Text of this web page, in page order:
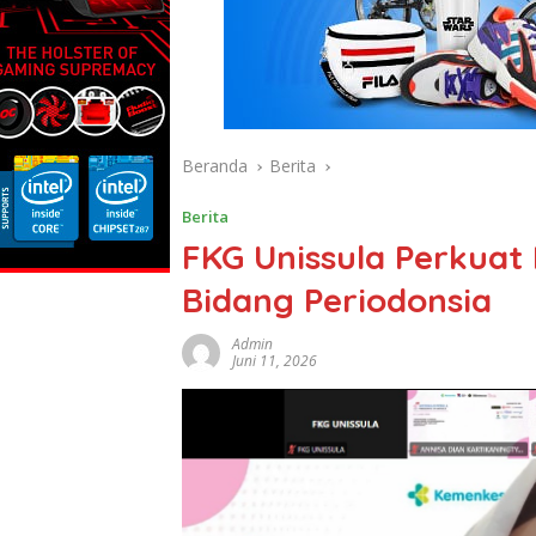
Beranda Berita
Berita
FKG Unissula
Bidang Periodonsia
Admin
Juni 11, 2026